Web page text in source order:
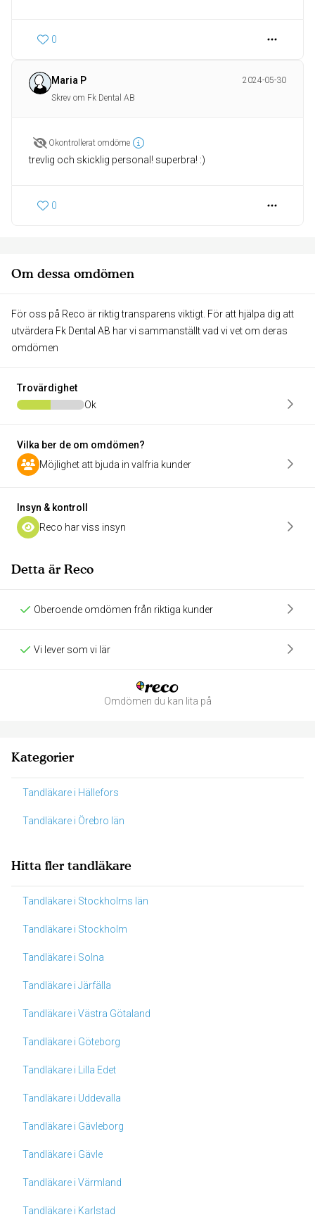
Om dessa omdömen
För oss på Reco är riktig transparens viktigt. För att hjälpa dig att
utvärdera Fk Dental AB har vi sammanställt vad vi vet om deras
omdömen
Trovärdighet
Ok
Vilka ber de om omdömen?
Möjlighet att bjuda in valfria kunder
Insyn & kontroll
Reco har viss insyn
Detta är Reco
Oberoende omdömen från riktiga kunder
Vi lever som vi lär
Omdömen du kan lita på
0
Maria P
2024-05-30
Skrev om Fk Dental AB
Okontrollerat omdöme
trevlig och skicklig personal! superbra! :)
0
Kategorier
Tandläkare i Hällefors
Tandläkare i Örebro län
Hitta fler tandläkare
Tandläkare i Stockholms län
Tandläkare i Stockholm
Tandläkare i Solna
Tandläkare i Järfälla
Tandläkare i Västra Götaland
Tandläkare i Göteborg
Tandläkare i Lilla Edet
Tandläkare i Uddevalla
Tandläkare i Gävleborg
Tandläkare i Gävle
Tandläkare i Värmland
Tandläkare i Karlstad